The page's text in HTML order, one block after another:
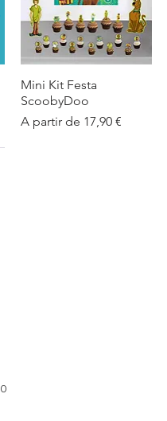
Visualização rápida
Mini Kit Festa
ScoobyDoo
A partir de 17,90 €
Preço promocional